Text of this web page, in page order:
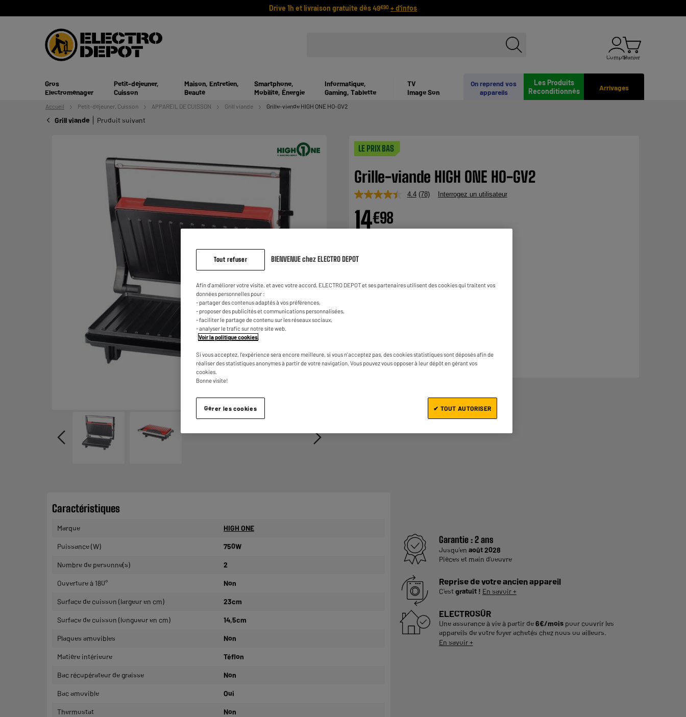
Drive 1h et livraison gratuite dès 49€90 + d'infos
ComptePanier
Arrivages
Les Produits
Reconditionnés
On reprend vos
appareils
Gros
Electroménager
Petit-déjeuner,
Cuisson
Maison, Entretien,
Beauté
Smartphone,
Mobilité, Énergie
Informatique,
Gaming, Tablette
TV
Image Son
Accueil Petit-déjeuner, Cuisson APPAREIL DE CUISSON Grill viande Grille-viande HIGH ONE HO-GV2
Grill viande Produit suivant
LE PRIX BAS
Grille-viande HIGH ONE HO-GV2
4.4 Lire
sur
(78) Interrogez un utilisateur
14€98
Garantie :2 ans
Jusqu'en août 2028
Pièces et main d'oeuvre
Reprise de votre ancien appareil
C'estgratuit ! En savoir +
ELECTROSÛR
Une assurance à vie à partir de6€/moispour couvrir les
appareils de votre foyer achetés chez nous ou ailleurs.
En savoir +
Caractéristiques
Marque HIGH ONE
Puissance (W) 750W
Nombre de personne(s) 2
Ouverture à 180° Non
Surface de cuisson (largeur en cm) 23cm
Surface de cuisson (longueur en cm) 14,5cm
Plaques amovibles Non
Matière intérieure Téflon
Bac récupérateur de graisse Non
Bac amovible Oui
Thermostat Non
Tout refuser BIENVENUE chez ELECTRO DEPOT
Afin d'améliorer votre visite, et avec votre accord, ELECTRO DEPOT et ses partenaires utilisent des cookies qui traitent vos
données personnelles pour :
- partager des contenus adaptés à vos préférences,
- proposer des publicités et communications personnalisées,
- faciliter le partage de contenu sur les réseaux sociaux,
- analyser le trafic sur notre site web.
Voir la politique cookies
Si vous acceptez, l'expérience sera encore meilleure, si vous n'acceptez pas, des cookies statistiques sont déposés afin de
réaliser des statistiques anonymes à partir de votre navigation. Vous pouvez vous opposer à leur dépôt en gérant vos
cookies.
Bonne visite!
Gérer les cookies ✔ TOUT AUTORISER